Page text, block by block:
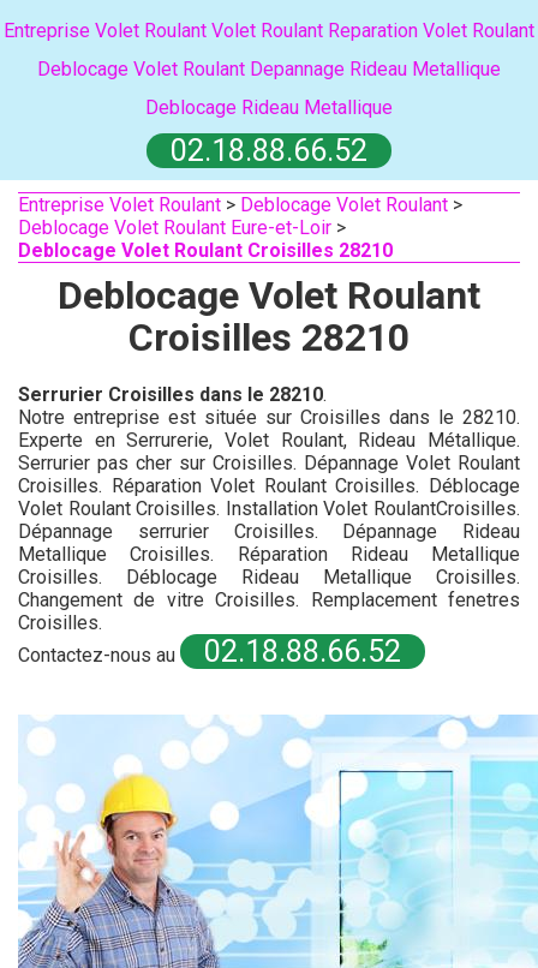
Entreprise Volet Roulant Volet Roulant Reparation Volet Roulant
Deblocage Volet Roulant Depannage Rideau Metallique
Deblocage Rideau Metallique
02.18.88.66.52
Entreprise Volet Roulant > Deblocage Volet Roulant >
Deblocage Volet Roulant Eure-et-Loir >
Deblocage Volet Roulant Croisilles 28210
Deblocage Volet Roulant
Croisilles 28210
Serrurier Croisilles dans le 28210.
Notre entreprise est située sur Croisilles dans le 28210.
Experte en Serrurerie, Volet Roulant, Rideau Métallique.
Serrurier pas cher sur Croisilles. Dépannage Volet Roulant
Croisilles. Réparation Volet Roulant Croisilles. Déblocage
Volet Roulant Croisilles. Installation Volet RoulantCroisilles.
Dépannage serrurier Croisilles. Dépannage Rideau
Metallique Croisilles. Réparation Rideau Metallique
Croisilles. Déblocage Rideau Metallique Croisilles.
Changement de vitre Croisilles. Remplacement fenetres
Croisilles.
Contactez-nous au
02.18.88.66.52